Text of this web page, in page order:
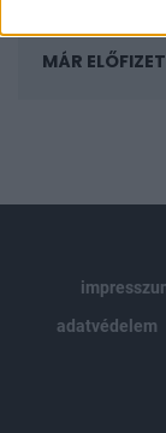
MÁR
adatvédelem